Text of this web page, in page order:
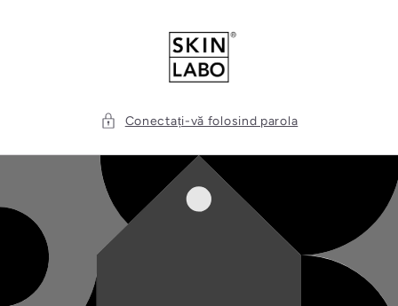
Conectați-vă folosind parola